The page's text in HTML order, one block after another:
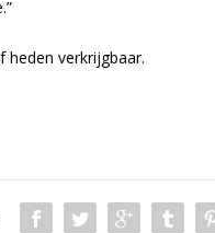
heden verkrijgbaar.